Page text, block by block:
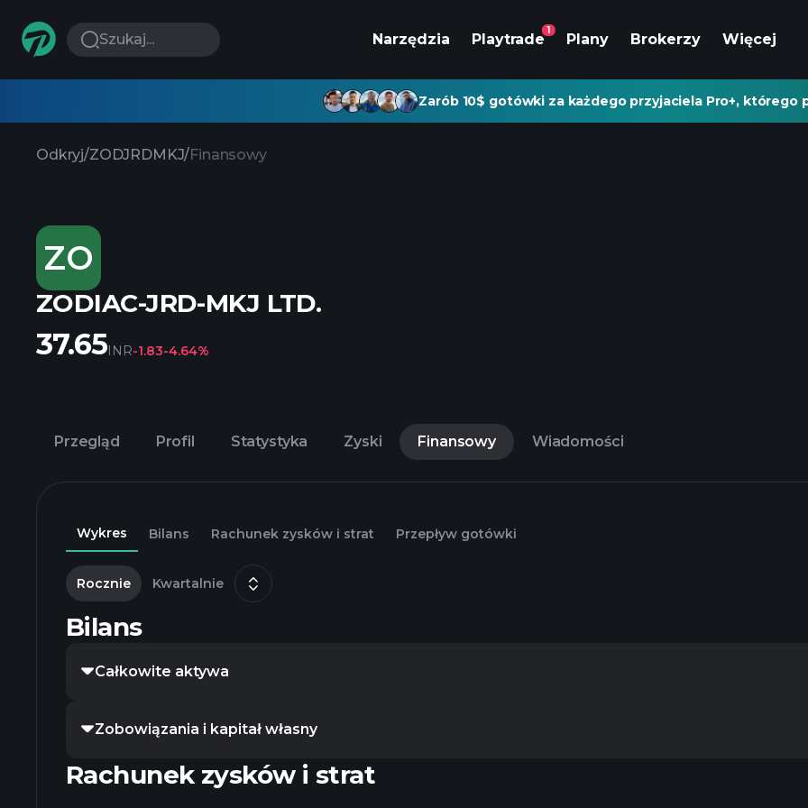
Szukaj... Narzędzia Playtrade
1
Plany Brokerzy Więcej
Zarób 10$ gotówki za każdego przyjaciela Pro+, którego
Odkryj/ZODJRDMKJ/Finansowy
ZO
ZODIAC-JRD-MKJ LTD.
37.65INR-1.83-4.64%
Przegląd Profil Statystyka Zyski Finansowy Wiadomości
Wykres Bilans Rachunek zysków i strat Przepływ gotówki
Rocznie Kwartalnie
Bilans
Całkowite aktywa
Zobowiązania i kapitał własny
Rachunek zysków i strat